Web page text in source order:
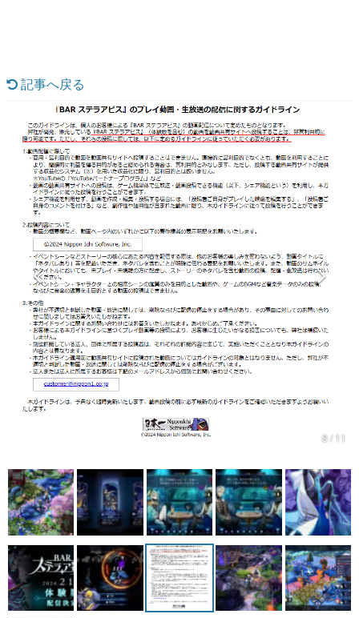
なんでゲームは面白い？
ゲーム開発者・hamatsu氏がゲームの魅力を画面や操作の
具体的な形から解き明かしていく、硬派で骨太な評論連載
です。
ゲームが変えた日本語
「経験値」「裏技」「ラスボス」… ゲームにまつわる言葉
イニーP氏が徹底調査。
カテゴリ
特集記事
マンガ
女性向け
アプリレビュー
電ファミニコゲーマーとは？
運営：株式会社マレ
記事へ戻る
8 / 11